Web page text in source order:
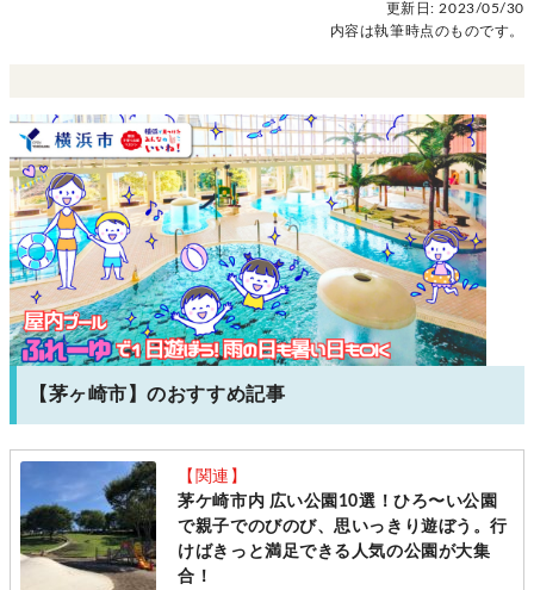
更新日: 2023/05/30
内容は執筆時点のものです。
【茅ヶ崎市】のおすすめ記事
【関連】
茅ケ崎市内 広い公園10選！ひろ〜い公園
で親子でのびのび、思いっきり遊ぼう。行
けばきっと満足できる人気の公園が大集
合！